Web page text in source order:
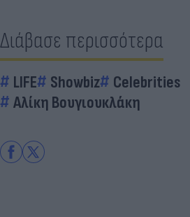
Διάβασε περισσότερα
LIFE Showbiz
Celebrities
Αλίκη Βουγιουκλάκη